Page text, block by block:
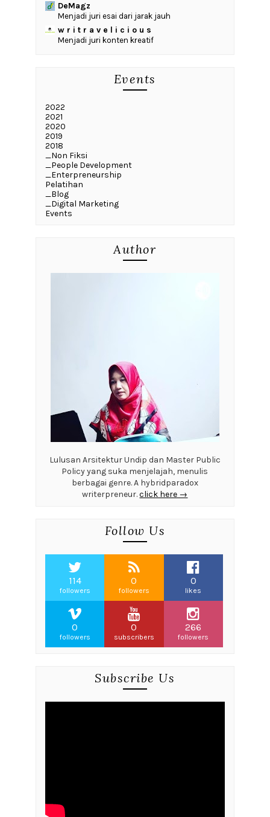
DeMagz
Menjadi juri esai dari jarak jauh
w r i t r a v e l i c i o u s
Menjadi juri konten kreatif
Events
2022
2021
2020
2019
2018
_Non Fiksi
_People Development
_Enterpreneurship
Pelatihan
_Blog
_Digital Marketing
Events
Author
Lulusan Arsitektur Undip dan Master Public
Policy yang suka menjelajah, menulis
berbagai genre. A hybridparadox
writerpreneur.click here →
Follow Us
114
followers
0
followers
0
likes
0
followers
0
subscribers
266
followers
Subscribe Us